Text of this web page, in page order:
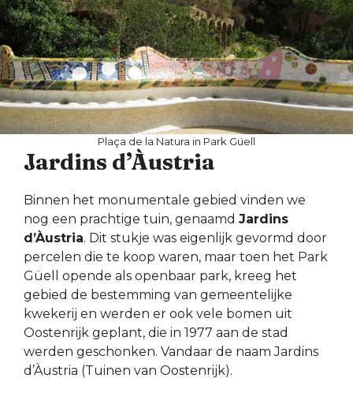
Plaça de la Natura in Park Güell
Jardins d’Àustria
Binnen het monumentale gebied vinden we
nog een prachtige tuin, genaamd Jardins
d’Àustria. Dit stukje was eigenlijk gevormd door
percelen die te koop waren, maar toen het Park
Güell opende als openbaar park, kreeg het
gebied de bestemming van gemeentelijke
kwekerij en werden er ook vele bomen uit
Oostenrijk geplant, die in 1977 aan de stad
werden geschonken. Vandaar de naam Jardins
d’Àustria (Tuinen van Oostenrijk).